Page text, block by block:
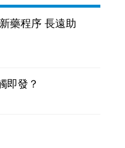
藥程序 長遠助
即發？